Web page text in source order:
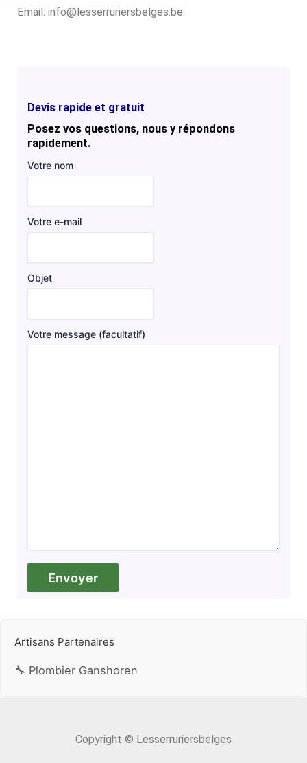
Email: info@lesserruriersbelges.be
Devis rapide et gratuit
Posez vos questions, nous y répondons
rapidement.
Votre nom
Votre e-mail
Objet
Votre message (facultatif)
Artisans Partenaires
🔧 Plombier Ganshoren
Copyright © Lesserruriersbelges